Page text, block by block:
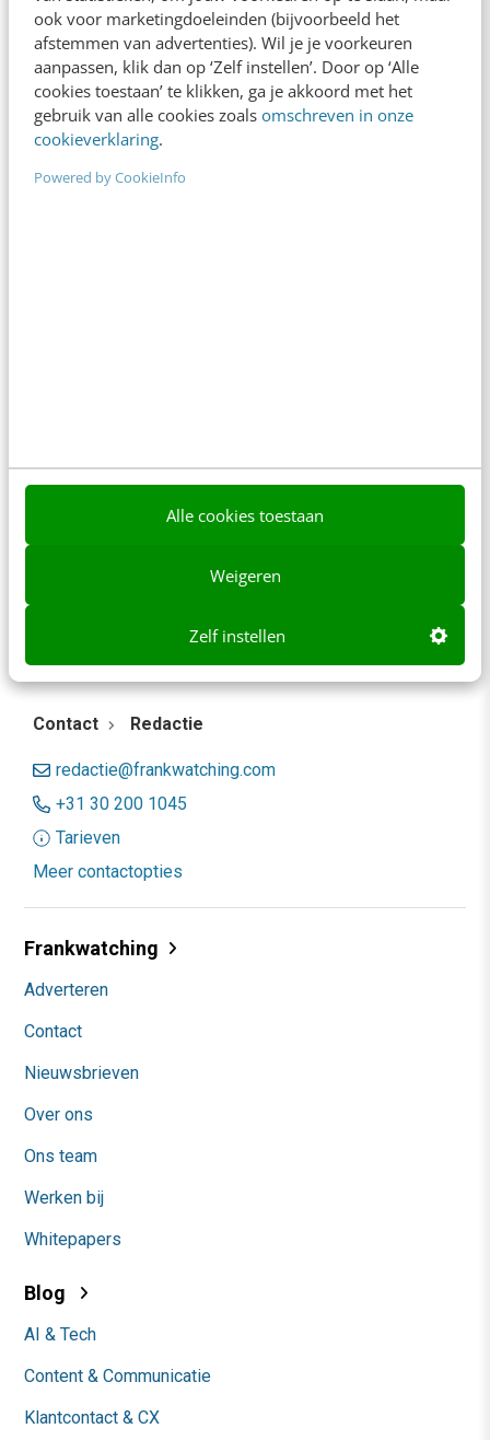
ook voor marketingdoeleinden (bijvoorbeeld het
afstemmen van advertenties). Wil je je voorkeuren
aanpassen, klik dan op ‘Zelf instellen’. Door op ‘Alle
cookies toestaan’ te klikken, ga je akkoord met het
gebruik van alle cookies zoals omschreven in onze
cookieverklaring.
Powered by CookieInfo
Alle cookies toestaan
Weigeren
Zelf instellen
content beter gevonden. Schrijf je in en bekijk
Contact Redactie
redactie@frankwatching.com
+31 30 200 1045
Tarieven
Meer contactopties
Frankwatching
Adverteren
Contact
Nieuwsbrieven
Over ons
Ons team
Werken bij
Whitepapers
Blog
AI & Tech
Content & Communicatie
Klantcontact & CX